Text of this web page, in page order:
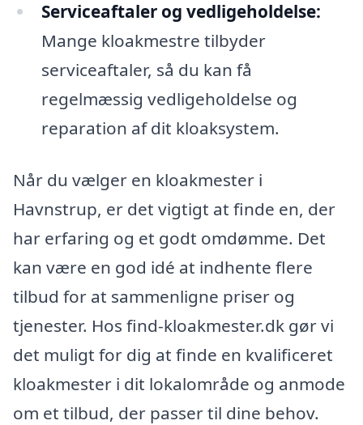
Serviceaftaler og vedligeholdelse:
Mange kloakmestre tilbyder
serviceaftaler, så du kan få
regelmæssig vedligeholdelse og
reparation af dit kloaksystem.
Når du vælger en kloakmester i
Havnstrup, er det vigtigt at finde en, der
har erfaring og et godt omdømme. Det
kan være en god idé at indhente flere
tilbud for at sammenligne priser og
tjenester. Hos find-kloakmester.dk gør vi
det muligt for dig at finde en kvalificeret
kloakmester i dit lokalområde og anmode
om et tilbud, der passer til dine behov.